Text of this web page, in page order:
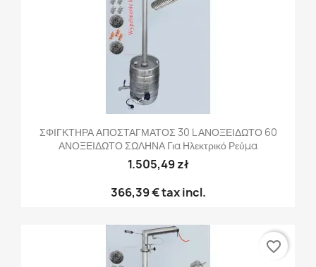
ΣΦΙΓΚΤΗΡΑ ΑΠΟΣΤΑΓΜΑΤΟΣ 30 L ΑΝΟΞΕΙΔΩΤΟ 60
ΑΝΟΞΕΙΔΩΤΟ ΣΩΛΗΝΑ Για Ηλεκτρικό Ρεύμα
1.505,49 zł
366,39 €tax incl.
favorite_border